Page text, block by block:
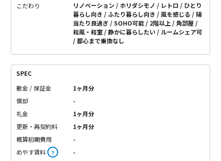
こだわり リノベーション ホリダシモノ レトロ
ひとり
暮らし向き
ふたり暮らし向き 風を感じる
陽
当たり良過ぎ
SOHO可能 2階以上
角部屋
和風・和室
静かに暮らしたい
ルームシェア可
都心まで乗換なし
SPEC
敷金 / 保証金
1ヶ月分
償却
-
礼金
1ヶ月分
更新・再契約料
1ヶ月分
概算初期費用
-
めやす賃料 ？
-